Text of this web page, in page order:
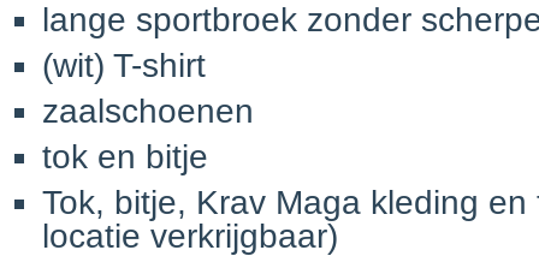
lange sportbroek zonder
(wit) T-shirt
zaalschoenen
tok en bitje
Tok, bitje, Krav Maga kleding
locatie verkrijgbaar)